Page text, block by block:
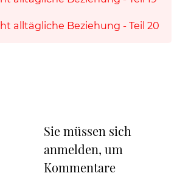
alltägliche Beziehung - Teil 20
Sie müssen sich
anmelden, um
Kommentare